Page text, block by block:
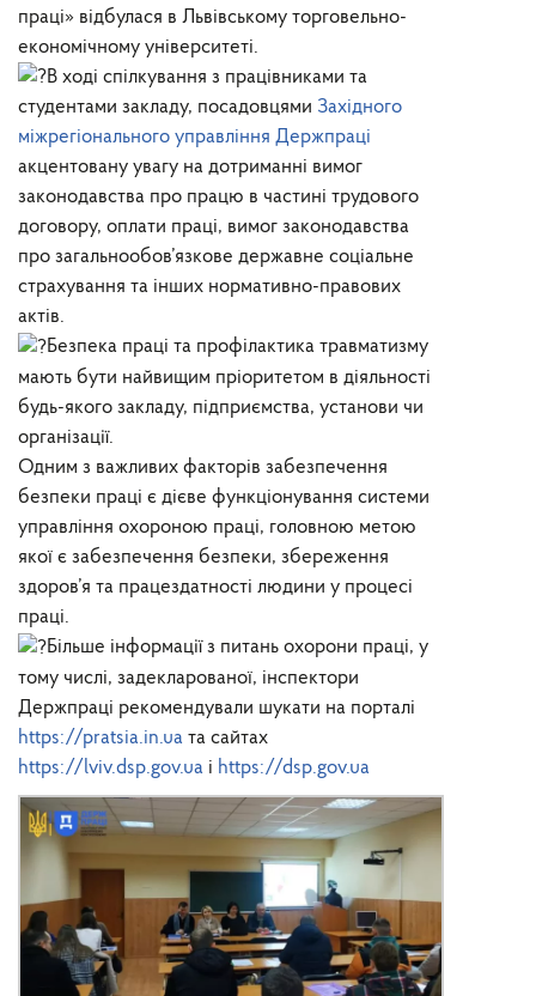
праці» відбулася в Львівському торговельно-
економічному університеті.
В ході спілкування з працівниками та
студентами закладу, посадовцями Західного
міжрегіонального управління Держпраці
акцентовану увагу на дотриманні вимог
законодавства про працю в частині трудового
договору, оплати праці, вимог законодавства
про загальнообов’язкове державне соціальне
страхування та інших нормативно-правових
актів.
Безпека праці та профілактика травматизму
мають бути найвищим пріоритетом в діяльності
будь-якого закладу, підприємства, установи чи
організації.
Одним з важливих факторів забезпечення
безпеки праці є дієве функціонування системи
управління охороною праці, головною метою
якої є забезпечення безпеки, збереження
здоров’я та працездатності людини у процесі
праці.
Більше інформації з питань охорони праці, у
тому числі, задекларованої, інспектори
Держпраці рекомендували шукати на порталі
https://pratsia.in.ua та сайтах
https://lviv.dsp.gov.ua і https://dsp.gov.ua